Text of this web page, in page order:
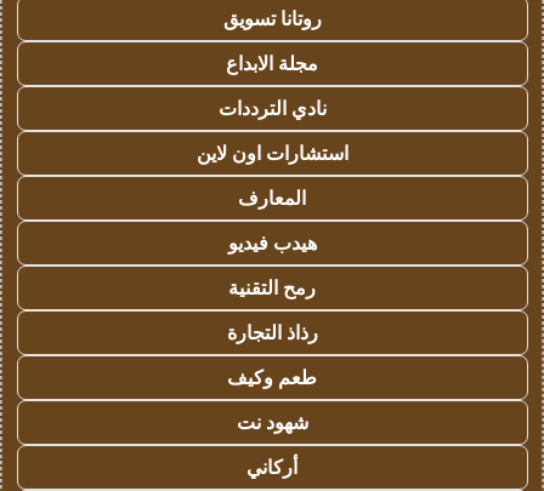
روتانا تسويق
مجلة الابداع
نادي الترددات
استشارات اون لاين
المعارف
هيدب فيديو
رمح التقنية
رذاذ التجارة
طعم وكيف
شهود نت
أركاني